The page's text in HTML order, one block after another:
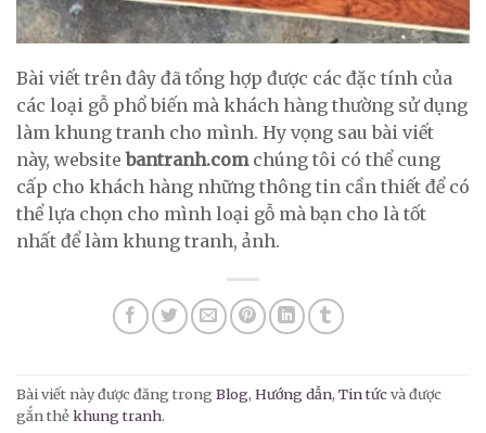
Bài viết trên đây đã tổng hợp được các đặc tính của
các loại gỗ phổ biến mà khách hàng thường sử dụng
làm khung tranh cho mình. Hy vọng sau bài viết
này, websitebantranh.comchúng tôi có thể cung
cấp cho khách hàng những thông tin cần thiết để có
thể lựa chọn cho mình loại gỗ mà bạn cho là tốt
nhất để làm khung tranh, ảnh.
Bài viết này được đăng trong Blog, Hướng dẫn, Tin tứcvà được
gắn thẻkhung tranh.